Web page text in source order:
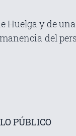
Huelga y de
del
PÚBLICO